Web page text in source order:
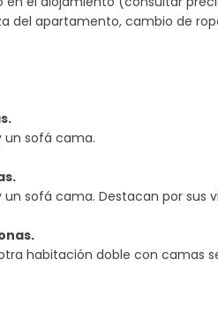
del apartamento, cambio de
un sofá cama.
sofá cama. Destacan por sus
habitación doble con camas